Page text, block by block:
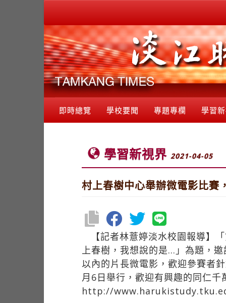
即時總覽 學校要聞 專題專欄 學習
學習新視界 2021-04-05
村上春樹中心舉辦微電影比賽
【記者林薏婷淡水校園報導】
上春樹，我想說的是…」為題，
以內的片長微電影，歡迎參賽者
月6日舉行，歡迎有興趣的同仁
http://